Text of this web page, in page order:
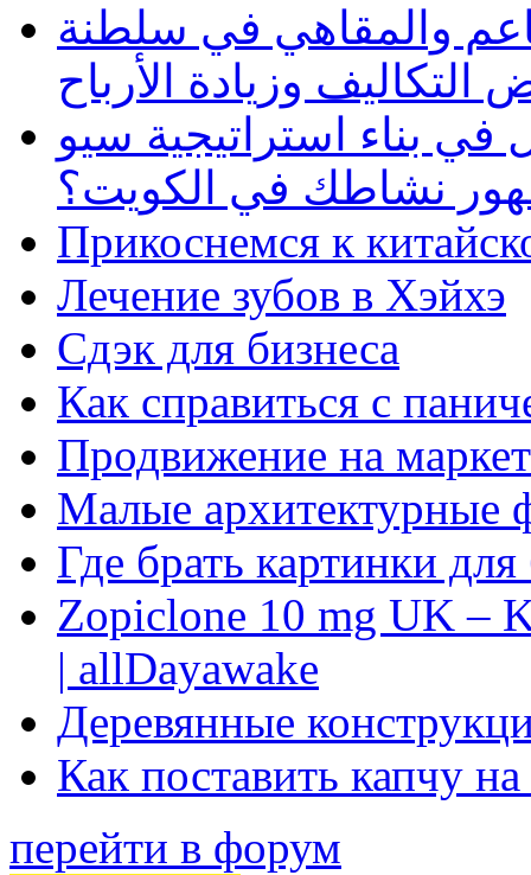
والمقاهي في سلطنة
وزيادة الأرباح
بناء استراتيجية سيو
نشاطك في الكويت؟
Прикоснемся к
Лечение зубов в Хэйхэ
Сдэк для бизнеса
Как справиться с
Продвижение на
Малые архитектурные
Где брать картинки
Zopiclone 10 mg UK –
| allDayawake
Деревянные
Как поставить капчу
перейти в форум